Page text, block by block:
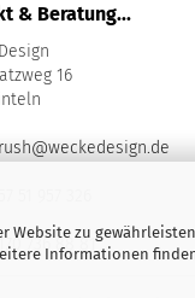
Website zu
Informationen
& Beratung...
16
736 88 81